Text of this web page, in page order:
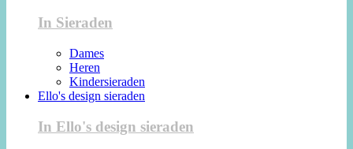
In Sieraden
Dames
Heren
Kindersieraden
Ello's design sieraden
In Ello's design sieraden